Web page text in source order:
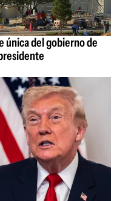
única del gobierno de